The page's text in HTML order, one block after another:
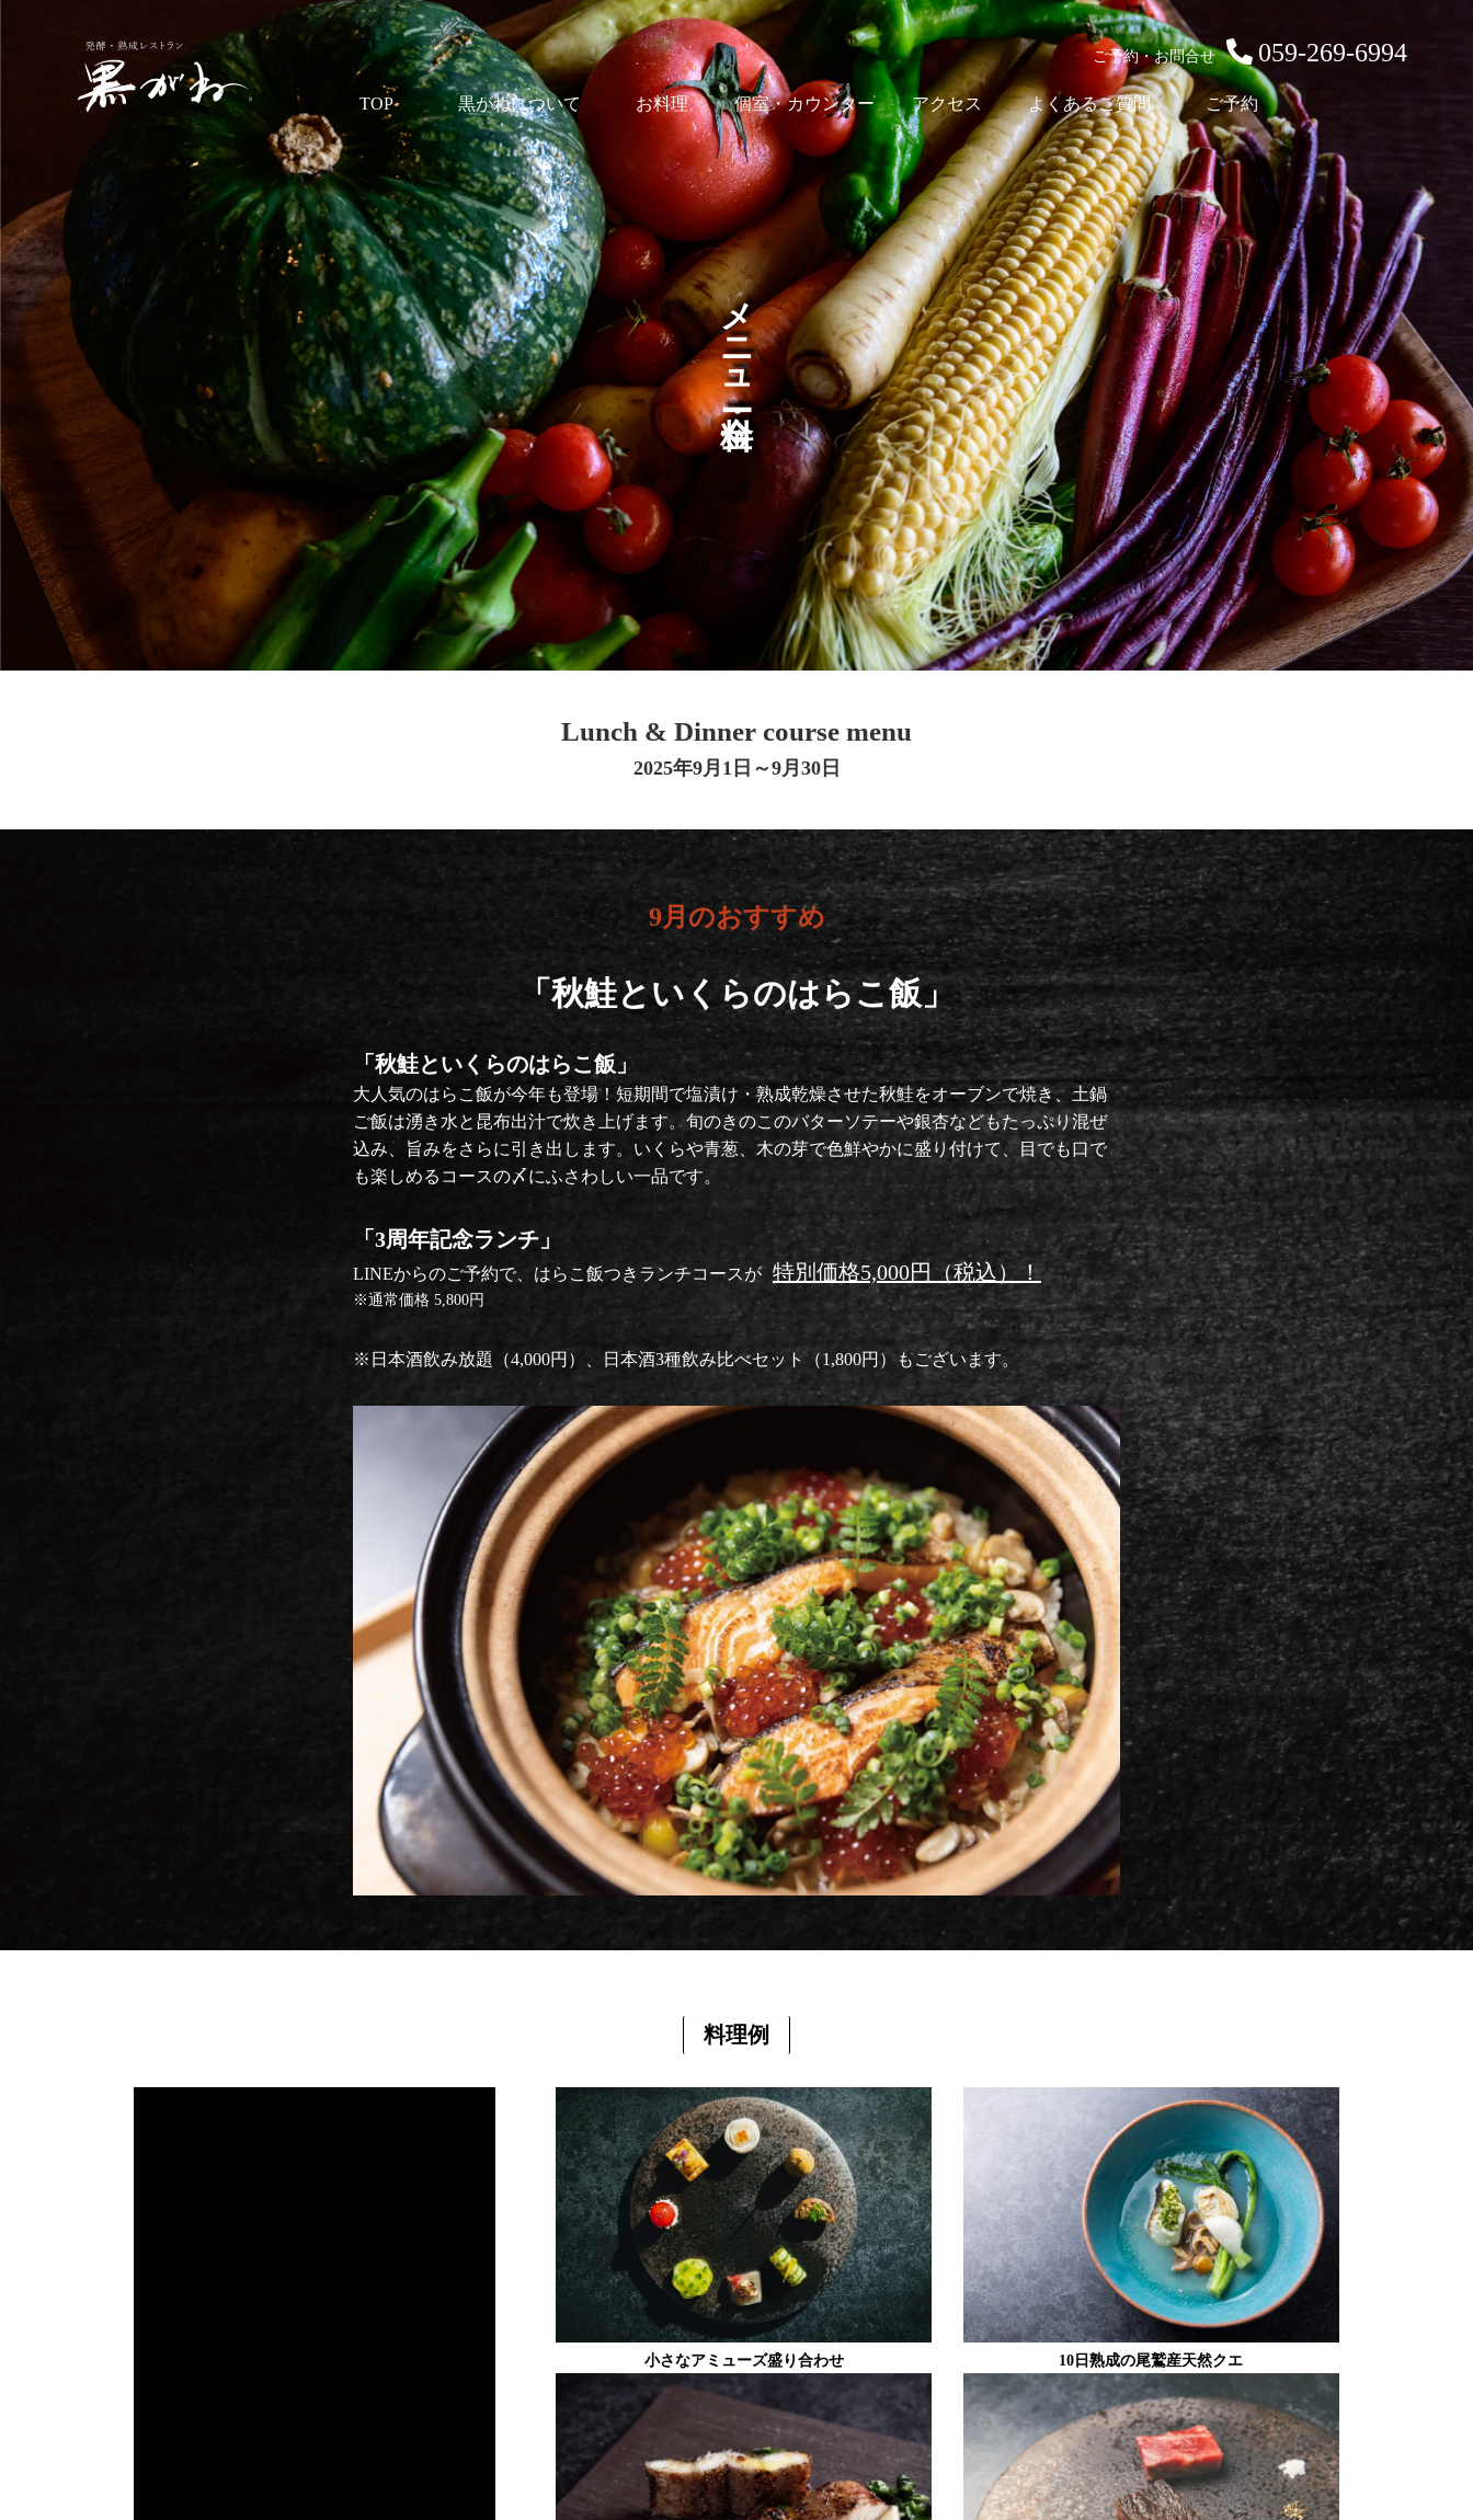
メニュー・料金
ご予約・お問合せ 059-269-6994
TOP 黒がねについて お料理 個室・カウンター アクセス よくあるご質問 ご予約
Lunch & Dinner course menu
2025年9月1日～9月30日
9月のおすすめ
「秋鮭といくらのはらこ飯」
「秋鮭といくらのはらこ飯」
大人気のはらこ飯が今年も登場！短期間で塩漬け・熟成乾燥させた秋鮭をオーブンで焼き、土鍋
ご飯は湧き水と昆布出汁で炊き上げます。旬のきのこのバターソテーや銀杏などもたっぷり混ぜ
込み、旨みをさらに引き出します。いくらや青葱、木の芽で色鮮やかに盛り付けて、目でも口で
も楽しめるコースの〆にふさわしい一品です。
「3周年記念ランチ」
LINEからのご予約で、はらこ飯つきランチコースが 特別価格5,000円（税込）！
※通常価格 5,800円
※日本酒飲み放題（4,000円）、日本酒3種飲み比べセット（1,800円）もございます。
料理例
小さなアミューズ盛り合わせ 10日熟成の尾鷲産天然クエ